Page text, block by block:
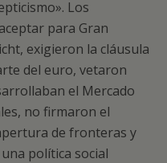
Los
para Gran
exigieron la cláusula
del euro, vetaron
el Mercado
no firmaron el
de fronteras y
política social